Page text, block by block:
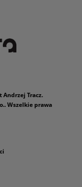
Andrzej Tracz.
Wszelkie prawa